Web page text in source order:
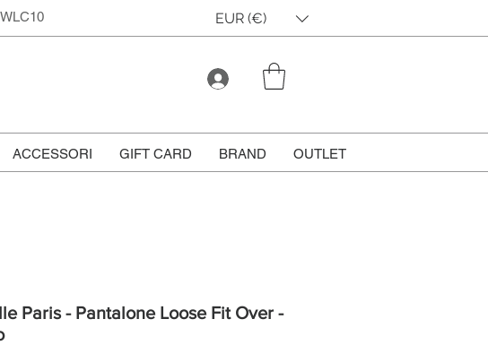
EUR (€)
ACCESSORI GIFT CARD BRAND OUTLET
Paris - Pantalone Loose Fit Over -